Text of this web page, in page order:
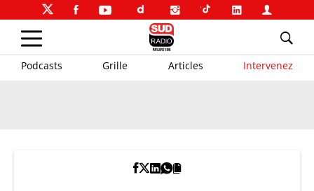
Podcasts Grille Articles Intervenez